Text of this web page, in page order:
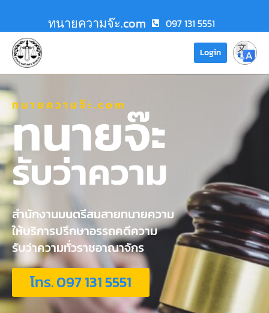
ทนายความจ๊ะ.com 097 131 5551
Login
ทนายความจ๊ะ.com
ทนายจ๊ะ
รับว่าความ
สำนักงานมนตรีสมสายทนายความ
ให้บริการปรึกษาอรรถคดีความ
รับว่าความทั่วราชอาณาจักร
โทร. 097 131 5551